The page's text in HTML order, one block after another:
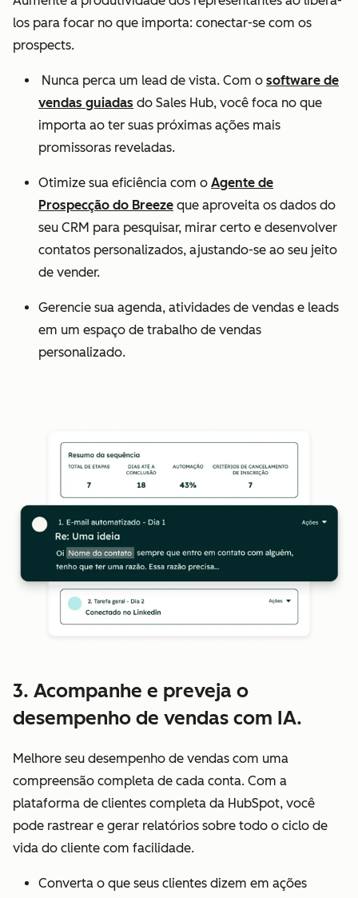
los para focar no que importa: conectar-se com os
prospects.
Nunca perca um lead de vista. Com o software de
vendas guiadas do Sales Hub, você foca no que
importa ao ter suas próximas ações mais
promissoras reveladas.
Otimize sua eficiência com o Agente de
Prospecção do Breeze que aproveita os dados do
seu CRM para pesquisar, mirar certo e desenvolver
contatos personalizados, ajustando-se ao seu jeito
de vender.
Gerencie sua agenda, atividades de vendas e leads
em um espaço de trabalho de vendas
personalizado.
3. Acompanhe e preveja o
desempenho de vendas com IA.
Melhore seu desempenho de vendas com uma
compreensão completa de cada conta. Com a
plataforma de clientes completa da HubSpot, você
pode rastrear e gerar relatórios sobre todo o ciclo de
vida do cliente com facilidade.
Converta o que seus clientes dizem em ações